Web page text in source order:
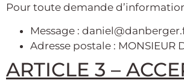
Pour toute demande
Message :
Adresse postale : MONSIEUR
ARTICLE 3 –